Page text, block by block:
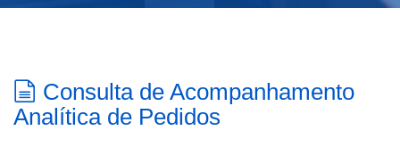
Consulta de Acompanhamento
Analítica de Pedidos